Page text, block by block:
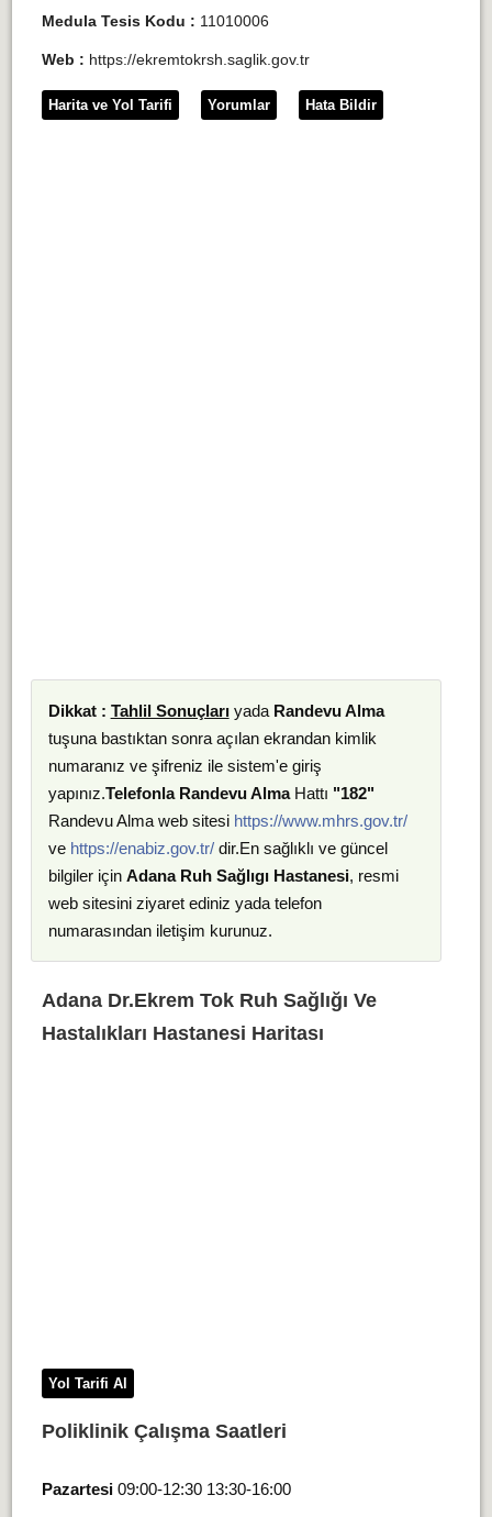
Medula Tesis Kodu : 11010006
Web : https://ekremtokrsh.saglik.gov.tr
Harita ve Yol Tarifi Yorumlar Hata Bildir
Dikkat : Tahlil Sonuçlarıyada Randevu Alma
tuşuna bastıktan sonra açılan ekrandan kimlik
numaranız ve şifreniz ile sistem'e giriş
yapınız.Telefonla Randevu AlmaHattı "182"
Randevu Alma web sitesi https://www.mhrs.gov.tr/
ve https://enabiz.gov.tr/dir.En sağlıklı ve güncel
bilgiler için Adana Ruh Sağlıgı Hastanesi, resmi
web sitesini ziyaret ediniz yada telefon
numarasından iletişim kurunuz.
Adana Dr.Ekrem Tok Ruh Sağlığı Ve
Hastalıkları Hastanesi Haritası
Yol Tarifi Al
Poliklinik Çalışma Saatleri
Pazartesi09:00-12:30 13:30-16:00